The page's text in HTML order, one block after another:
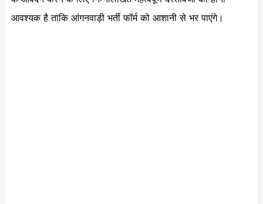
आवश्यक है ताकि आंगनवाड़ी भर्ती फॉर्म को आशानी से भर पाएंगे।